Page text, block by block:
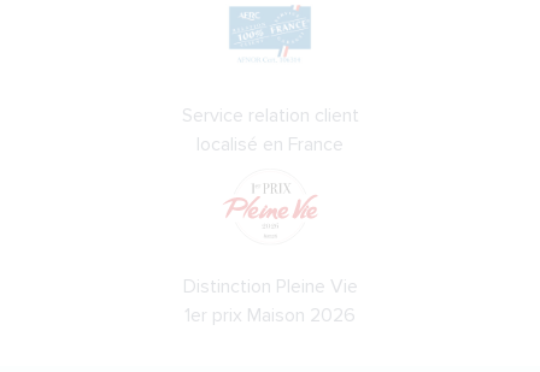
Service relation client
localisé en France
Distinction Pleine Vie
1er prix Maison 2026